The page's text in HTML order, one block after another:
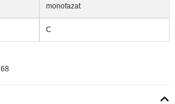
monofazat
C